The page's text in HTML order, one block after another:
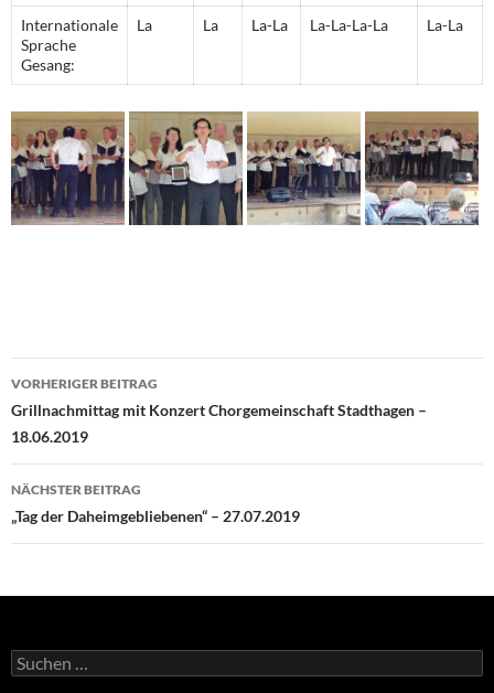
Internationale
Sprache
Gesang:
La La La-La La-La-La-La La-La
Beitrags-
Navigation
VORHERIGER BEITRAG
Grillnachmittag mit Konzert Chorgemeinschaft Stadthagen –
18.06.2019
NÄCHSTER BEITRAG
„Tag der Daheimgebliebenen“ – 27.07.2019
Suche
nach: